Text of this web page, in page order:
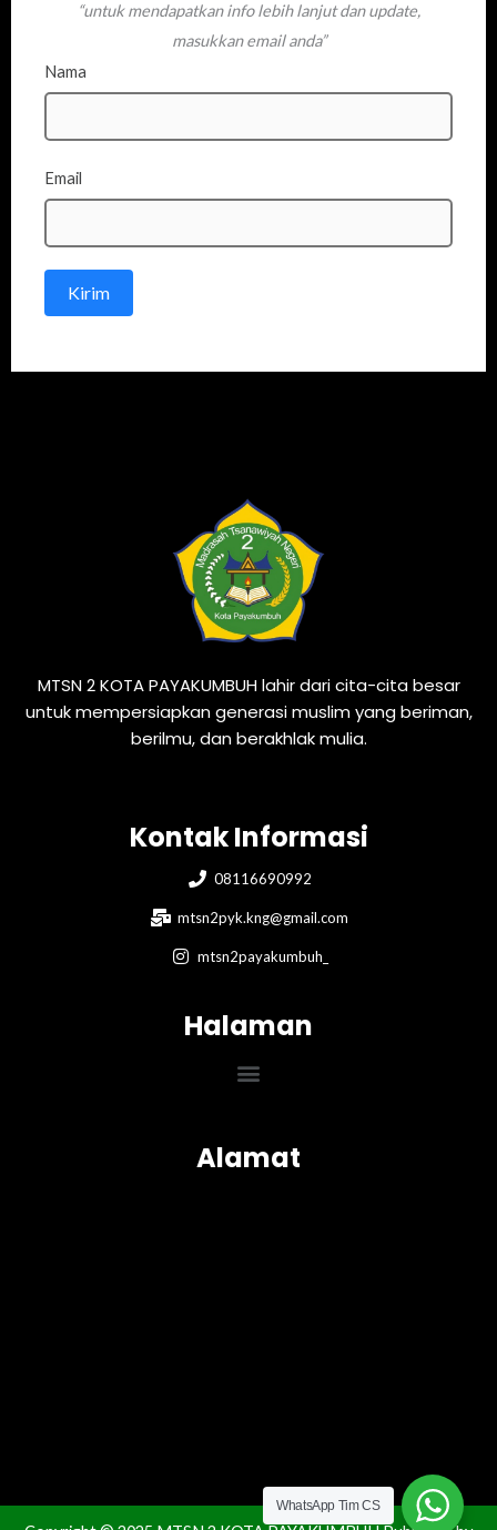
“untuk mendapatkan info lebih lanjut dan update,
masukkan email anda”
Nama
Email
Kirim
MTSN 2 KOTA PAYAKUMBUH lahir dari cita-cita besar
untuk mempersiapkan generasi muslim yang beriman,
berilmu, dan berakhlak mulia.
Kontak Informasi
08116690992
mtsn2pyk.kng@gmail.com
mtsn2payakumbuh_
Halaman
Menu
Alamat
WhatsApp Tim CS